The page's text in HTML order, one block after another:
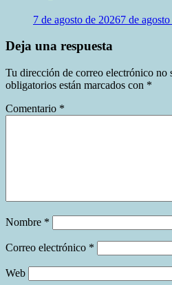
7 de agosto de 20267 de
Deja una respuesta
Tu dirección de correo electrónico no
obligatorios están marcados con *
Comentario *
Nombre *
Correo electrónico *
Web